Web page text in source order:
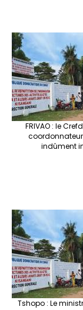
FRIVAO : le
indûment
Tshopo : Le